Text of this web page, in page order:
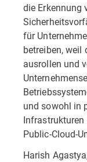
die Erkennung
für
betreiben, weil
ausrollen und
und sowohl in
Infrastrukturen
Public-Cloud-
Harish